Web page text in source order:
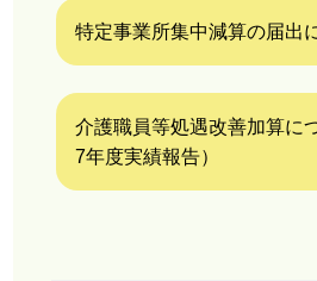
特定事業所集中減算の届出
介護職員等処遇改善加算に
7年度実績報告）